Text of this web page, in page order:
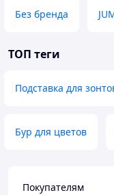
Без бренда
ТОП теги
Подставка для
Бур для цветов
Покупателям